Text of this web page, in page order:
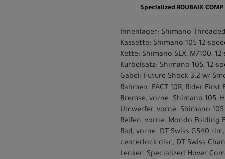
Specialized ROUBAIX
Innenlager: Shimano Threaded
Kassette: Shimano 105 12-
Kette: Shimano SLX, M7100,
Kurbelsatz: Shimano 105, 12-
Gabel: Future Shock 3.2 w/
Rahmen: FACT 10R, Rider
Bremse, vorne: Shimano 105,
Umwerfer, vorne: Shimano 105
Reifen, vorne: Mondo Folding
Rad, vorne: DT Swiss G540
centerlock disc, DT Swiss
Lenker: Specialized Hover